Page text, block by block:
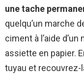
une tache
quelqu’un marche
ciment à l’aide
assiette en papier.
tuyau et recouvrez-